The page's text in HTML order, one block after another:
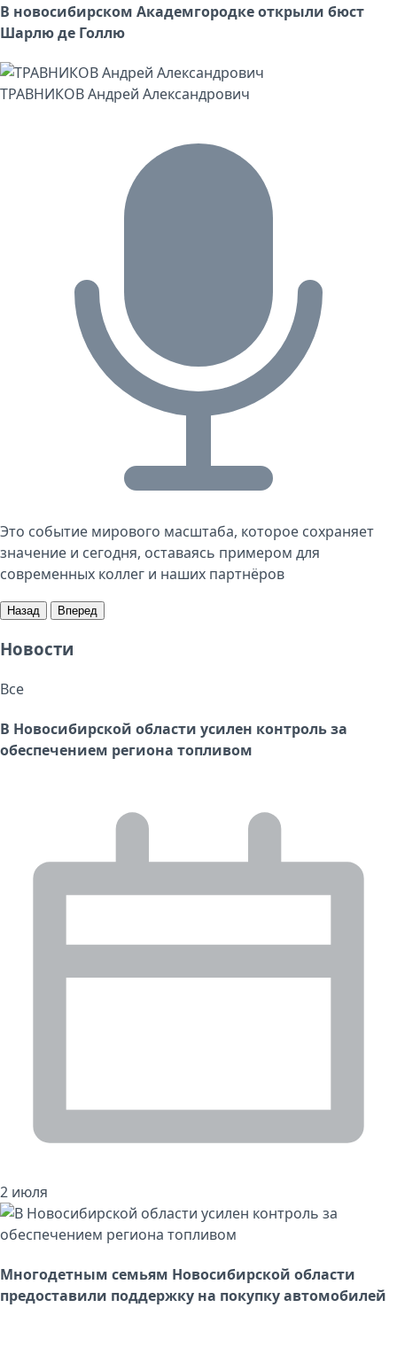
В новосибирском Академгородке открыли бюст
Шарлю де Голлю
ТРАВНИКОВ Андрей Александрович
Это событие мирового масштаба, которое сохраняет
значение и сегодня, оставаясь примером для
современных коллег и наших партнёров
Назад Вперед
Новости
Все
В Новосибирской области усилен контроль за
обеспечением региона топливом
2 июля
Многодетным семьям Новосибирской области
предоставили поддержку на покупку автомобилей